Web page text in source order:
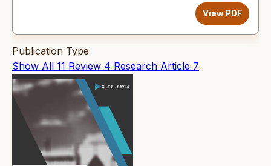
View PDF
Publication Type
Show All 11 Review 4 Research Article 7